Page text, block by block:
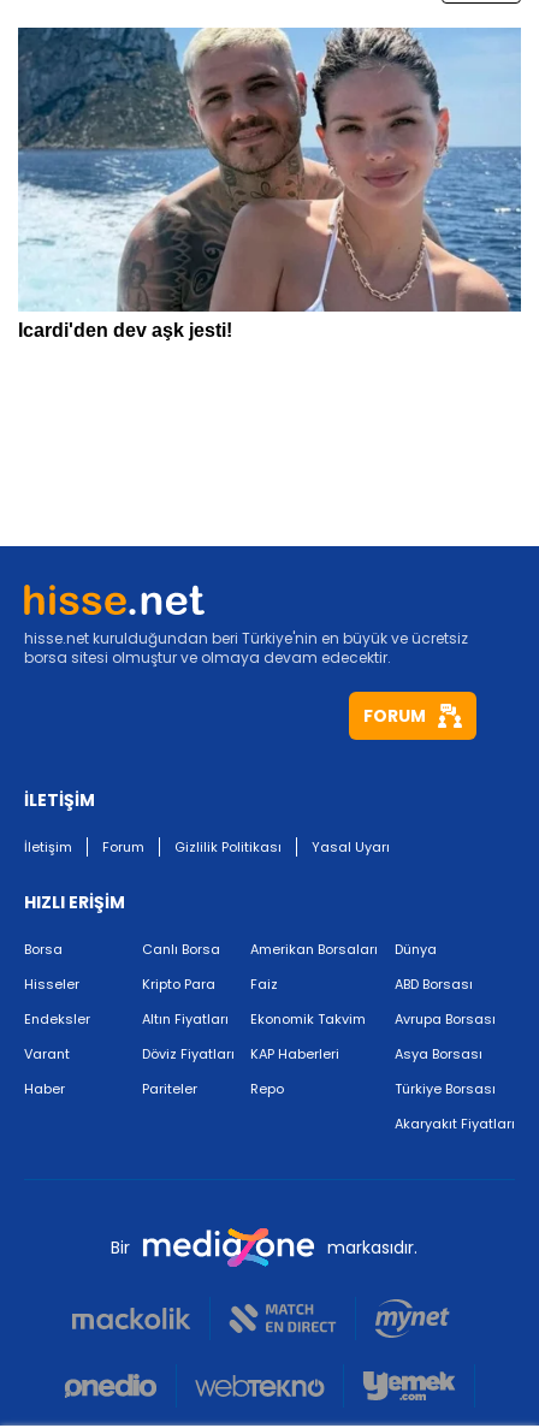
hisse.net kurulduğundan beri Türkiye'nin en büyük ve ücretsiz
borsa sitesi olmuştur ve olmaya devam edecektir.
FORUM
İLETİŞİM
İletişim Forum Gizlilik Politikası Yasal Uyarı
HIZLI ERİŞİM
Borsa
Hisseler
Endeksler
Varant
Haber
Canlı Borsa
Kripto Para
Altın Fiyatları
Döviz Fiyatları
Pariteler
Amerikan Borsaları
Faiz
Ekonomik Takvim
KAP Haberleri
Repo
Dünya
ABD Borsası
Avrupa Borsası
Asya Borsası
Türkiye Borsası
Akaryakıt Fiyatları
Bir markasıdır.